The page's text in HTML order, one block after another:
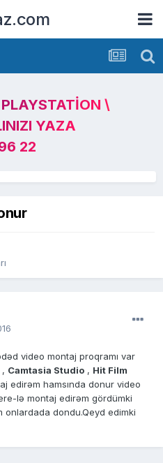
\
YAZA
22
video montaj proqramı var
, Camtasia Studio , Hit Film
edirəm hamsında donur video
lə montaj edirəm gördümki
onlardada dondu.Qeyd edimki